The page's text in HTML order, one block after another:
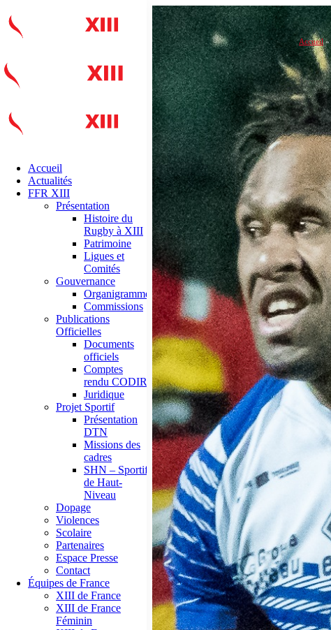
Accueil
Actualités
FFR XIII
Présentation
Histoire du
Rugby à XIII
Patrimoine
Ligues et
Comités
Gouvernance
Organigramme
Commissions
Publications
Officielles
Documents
officiels
Comptes
rendu CODIR
Juridique
Projet Sportif
Présentation
DTN
Missions des
cadres
SHN – Sportif
de Haut-
Niveau
Dopage
Violences
Scolaire
Partenaires
Espace Presse
Contact
Équipes de France
XIII de France
XIII de France
Féminin
Accueil»